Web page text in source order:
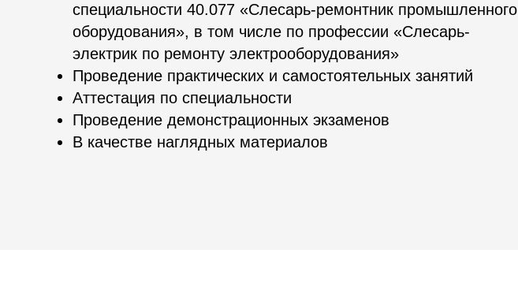
специальности 40.077 «Слесарь-ремонтник промышленного
оборудования», в том числе по профессии «Слесарь-
электрик по ремонту электрооборудования»
Проведение практических и самостоятельных занятий
Аттестация по специальности
Проведение демонстрационных экзаменов
В качестве наглядных материалов